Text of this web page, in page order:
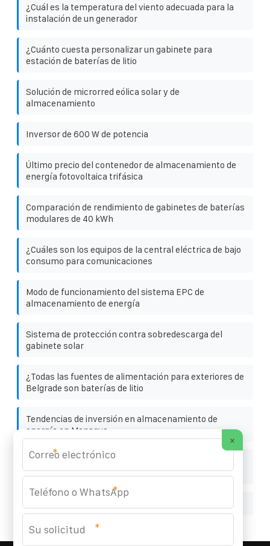
¿Cuál es la temperatura del viento adecuada para la
instalación de un generador
¿Cuánto cuesta personalizar un gabinete para
estación de baterías de litio
Solución de microrred eólica solar y de
almacenamiento
Inversor de 600 W de potencia
Último precio del contenedor de almacenamiento de
energía fotovoltaica trifásica
Comparación de rendimiento de gabinetes de baterías
modulares de 40 kWh
¿Cuáles son los equipos de la central eléctrica de bajo
consumo para comunicaciones
Modo de funcionamiento del sistema EPC de
almacenamiento de energía
Sistema de protección contra sobredescarga del
gabinete solar
¿Todas las fuentes de alimentación para exteriores de
Belgrade son baterías de litio
Tendencias de inversión en almacenamiento de
energía en Managua
Armario de almacenamiento de energía exterior de
gran capacidad para usuarios de refinerías
×
*
*
*